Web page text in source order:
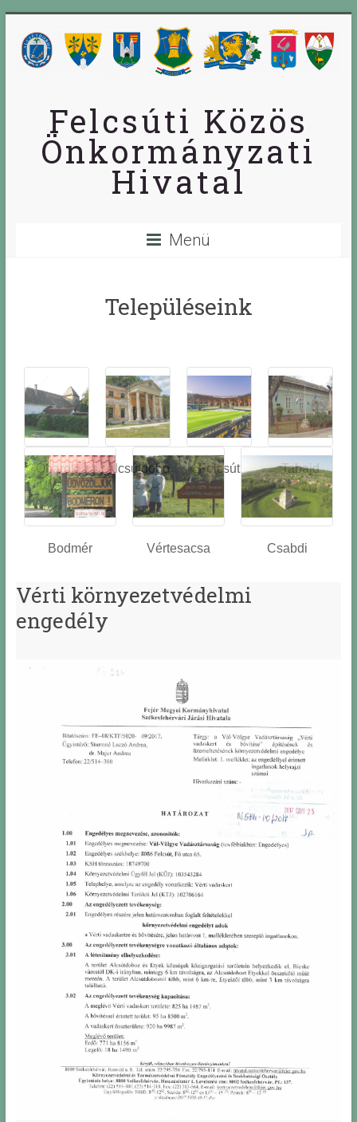
Felcsúti Közös
Önkormányzati
Hivatal
Menü
Településeink
Óbarok
Alcsútdobo
z
Felcsút Tabajd
Bodmér Vértesacsa Csabdi
Vérti környezetvédelmi
engedély